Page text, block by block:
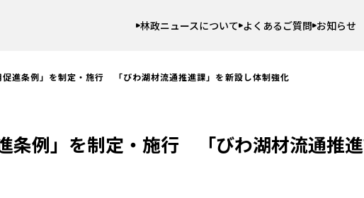
林政ニュースについて よくあるご質問 お知らせ
促進条例」を制定・施行 「びわ湖材流通推進課」を新設し体制強化
条例」を制定・施行 「びわ湖材流通推